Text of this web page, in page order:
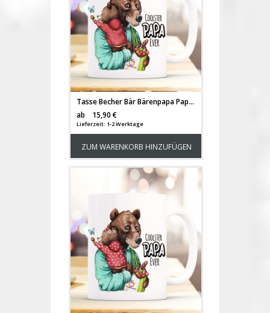
Tasse Becher Bär Bärenpapa Papa mit Bärenjunge & Spruch Cooster Papa Ever Kaffeebecher Geschenk Vatertag ts1147
ab
15,90 €
Lieferzeit: 1-2 Werktage
ZUM WARENKORB HINZUFÜGEN